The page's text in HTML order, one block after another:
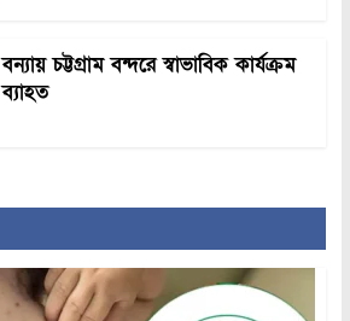
বন্যায় চট্টগ্রাম বন্দরে স্বাভাবিক কার্যক্রম
ব্যাহত